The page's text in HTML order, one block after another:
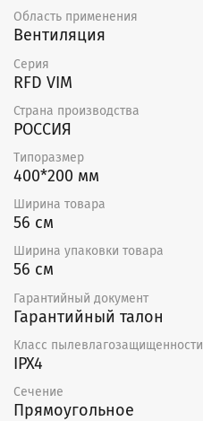
Область применения
Вентиляция
Серия
RFD VIM
Страна производства
РОССИЯ
Типоразмер
400*200 мм
Ширина товара
56 см
Ширина упаковки товара
56 см
Гарантийный документ
Гарантийный талон
Класс пылевлагозащищенности
IPX4
Сечение
Прямоугольное